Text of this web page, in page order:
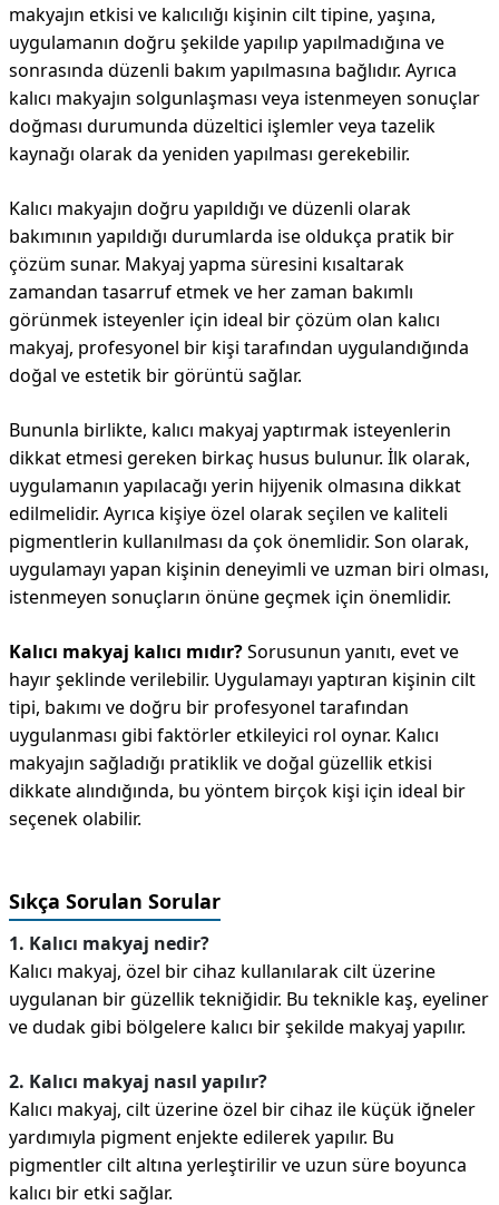
makyajın etkisi ve kalıcılığı kişinin cilt tipine, yaşına,
uygulamanın doğru şekilde yapılıp yapılmadığına ve
sonrasında düzenli bakım yapılmasına bağlıdır. Ayrıca
kalıcı makyajın solgunlaşması veya istenmeyen sonuçlar
doğması durumunda düzeltici işlemler veya tazelik
kaynağı olarak da yeniden yapılması gerekebilir.
Kalıcı makyajın doğru yapıldığı ve düzenli olarak
bakımının yapıldığı durumlarda ise oldukça pratik bir
çözüm sunar. Makyaj yapma süresini kısaltarak
zamandan tasarruf etmek ve her zaman bakımlı
görünmek isteyenler için ideal bir çözüm olan kalıcı
makyaj, profesyonel bir kişi tarafından uygulandığında
doğal ve estetik bir görüntü sağlar.
Bununla birlikte, kalıcı makyaj yaptırmak isteyenlerin
dikkat etmesi gereken birkaç husus bulunur. İlk olarak,
uygulamanın yapılacağı yerin hijyenik olmasına dikkat
edilmelidir. Ayrıca kişiye özel olarak seçilen ve kaliteli
pigmentlerin kullanılması da çok önemlidir. Son olarak,
uygulamayı yapan kişinin deneyimli ve uzman biri olması,
istenmeyen sonuçların önüne geçmek için önemlidir.
Kalıcı makyaj kalıcı mıdır?Sorusunun yanıtı, evet ve
hayır şeklinde verilebilir. Uygulamayı yaptıran kişinin cilt
tipi, bakımı ve doğru bir profesyonel tarafından
uygulanması gibi faktörler etkileyici rol oynar. Kalıcı
makyajın sağladığı pratiklik ve doğal güzellik etkisi
dikkate alındığında, bu yöntem birçok kişi için ideal bir
seçenek olabilir.
Sıkça Sorulan Sorular
1. Kalıcı makyaj nedir?
Kalıcı makyaj, özel bir cihaz kullanılarak cilt üzerine
uygulanan bir güzellik tekniğidir. Bu teknikle kaş, eyeliner
ve dudak gibi bölgelere kalıcı bir şekilde makyaj yapılır.
2. Kalıcı makyaj nasıl yapılır?
Kalıcı makyaj, cilt üzerine özel bir cihaz ile küçük iğneler
yardımıyla pigment enjekte edilerek yapılır. Bu
pigmentler cilt altına yerleştirilir ve uzun süre boyunca
kalıcı bir etki sağlar.